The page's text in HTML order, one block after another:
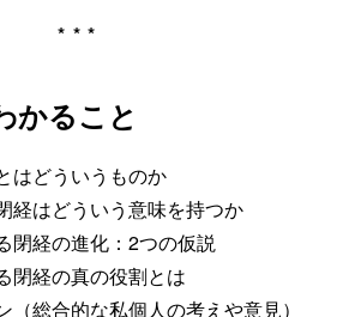
***
かること
はどういうものか
経はどういう意味を持つか
閉経の進化：2つの仮説
閉経の真の役割とは
（総合的な私個人の考えや意見）